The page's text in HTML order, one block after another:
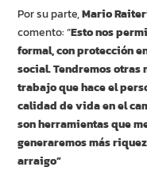
Por su parte,Mario
comento: “Esto nos
formal, con protección
social. Tendremos
trabajo que hace el
calidad de vida en el
son herramientas que
generaremos más
arraigo”